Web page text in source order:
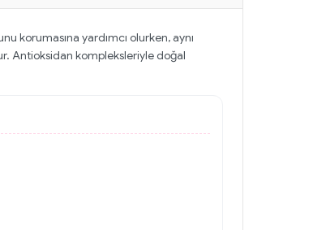
korumasına yardımcı olurken, aynı
Antioksidan kompleksleriyle doğal